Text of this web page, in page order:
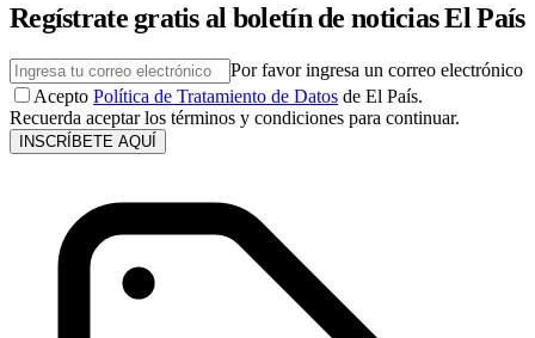
Regístrate gratis al boletín de noticias El País
Por favor ingresa un correo electrónico
Acepto Política de Tratamiento de Datos de El País.
Recuerda aceptar los términos y condiciones para continuar.
INSCRÍBETE AQUÍ